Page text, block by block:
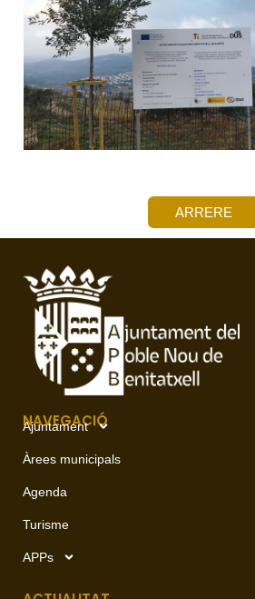
ARRERE
NAVEGACIÓ
Ajuntament
Àrees municipals
Agenda
Turisme
APPs